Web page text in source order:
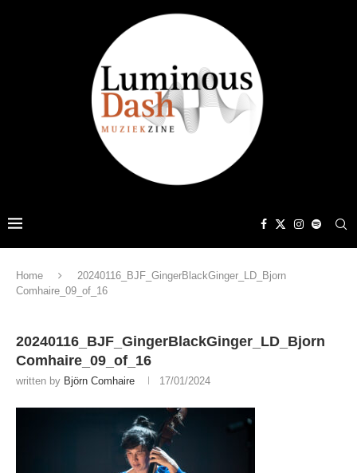
Home
20240116_BJF_GingerBlackGinger_LD_Bjorn
Comhaire_09_of_16
20240116_BJF_GingerBlackGinger_LD_Bjorn
Comhaire_09_of_16
written by Björn Comhaire 17/01/2024